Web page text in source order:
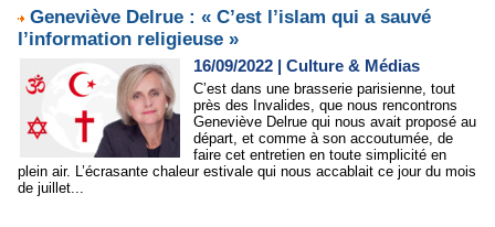
Geneviève Delrue : « C’est l’islam qui a sauvé
l’information religieuse »
16/09/2022 | Culture & Médias
C’est dans une brasserie parisienne, tout
près des Invalides, que nous rencontrons
Geneviève Delrue qui nous avait proposé au
départ, et comme à son accoutumée, de
faire cet entretien en toute simplicité en
plein air. L’écrasante chaleur estivale qui nous accablait ce jour du mois
de juillet...